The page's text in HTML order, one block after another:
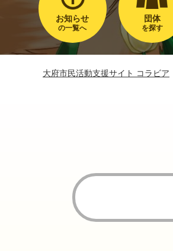
お知らせ
の一覧へ
団体
を探す
大府市民活動支援サイト コラビア